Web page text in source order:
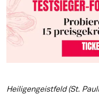
Heiligengeistfeld (St.